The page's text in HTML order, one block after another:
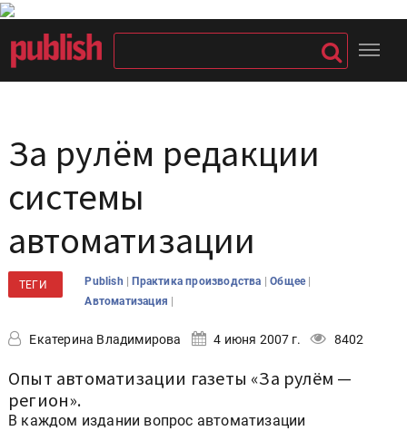
За рулём редакции
системы
автоматизации
ТЕГИ Publish |Практика производства |Общее |
Автоматизация |
Екатерина Владимирова 4 июня 2007 г. 8402
Опыт автоматизации газеты «За рулём —
регион».
В каждом издании вопрос автоматизации